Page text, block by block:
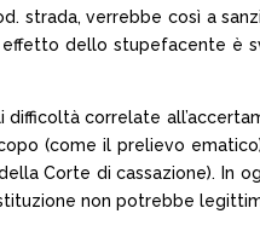
strada, verrebbe così a
dello stupefacente è
correlate
(come il prelievo
Corte di cassazione). In
non potrebbe